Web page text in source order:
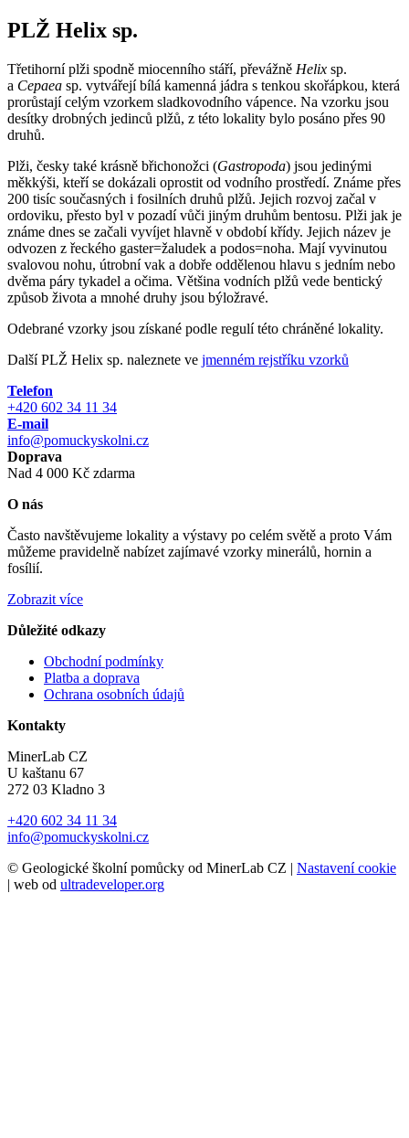
PLŽ Helix sp.
Třetihorní plži spodně miocenního stáří, převážně Helix sp.
a Cepaea sp. vytvářejí bílá kamenná jádra s tenkou skořápkou, která
prorůstají celým vzorkem sladkovodního vápence. Na vzorku jsou
desítky drobných jedinců plžů, z této lokality bylo posáno přes 90
druhů.
Plži, česky také krásně břichonožci (Gastropoda) jsou jedinými
měkkýši, kteří se dokázali oprostit od vodního prostředí. Známe přes
200 tisíc současných i fosilních druhů plžů. Jejich rozvoj začal v
ordoviku, přesto byl v pozadí vůči jiným druhům bentosu. Plži jak je
známe dnes se začali vyvíjet hlavně v období křídy. Jejich název je
odvozen z řeckého gaster=žaludek a podos=noha. Mají vyvinutou
svalovou nohu, útrobní vak a dobře oddělenou hlavu s jedním nebo
dvěma páry tykadel a očima. Většina vodních plžů vede bentický
způsob života a mnohé druhy jsou býložravé.
Odebrané vzorky jsou získané podle regulí této chráněné lokality.
Další PLŽ Helix sp. naleznete ve jmenném rejstříku vzorků
Telefon
+420 602 34 11 34
E-mail
info@pomuckyskolni.cz
Doprava
Nad 4 000 Kč zdarma
O nás
Často navštěvujeme lokality a výstavy po celém světě a proto Vám
můžeme pravidelně nabízet zajímavé vzorky minerálů, hornin a
fosílií.
Zobrazit více
Důležité odkazy
Obchodní podmínky
Platba a doprava
Ochrana osobních údajů
Kontakty
MinerLab CZ
U kaštanu 67
272 03 Kladno 3
+420 602 34 11 34
info@pomuckyskolni.cz
© Geologické školní pomůcky od MinerLab CZ | Nastavení cookie
| web od ultradeveloper.org